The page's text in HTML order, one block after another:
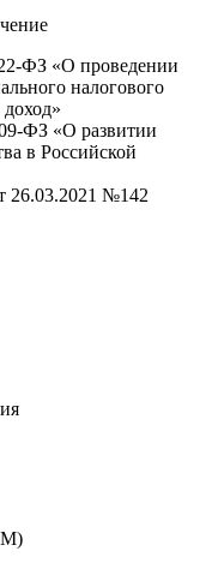
ФЗ «О проведении
налогового
ФЗ «О развитии
в Российской
26.03.2021 №142